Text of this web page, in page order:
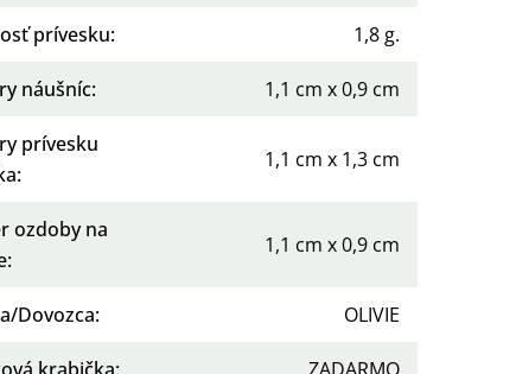
prívesku: 1,8 g.
náušníc: 1,1 cm x 0,9 cm
prívesku
:
1,1 cm x 1,3 cm
ozdoby na
:
1,1 cm x 0,9 cm
Dovozca: OLIVIE